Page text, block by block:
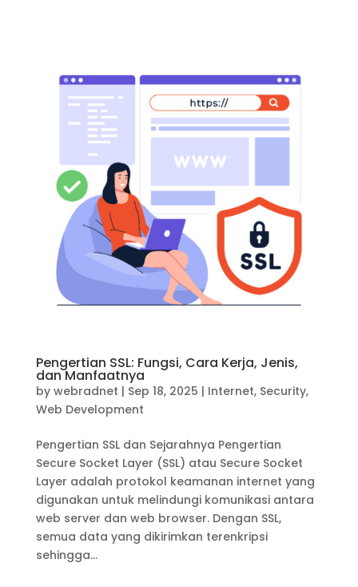
Pengertian SSL: Fungsi, Cara Kerja, Jenis,
dan Manfaatnya
by webradnet | Sep 18, 2025 | Internet, Security,
Web Development
Pengertian SSL dan Sejarahnya Pengertian
Secure Socket Layer (SSL) atau Secure Socket
Layer adalah protokol keamanan internet yang
digunakan untuk melindungi komunikasi antara
web server dan web browser. Dengan SSL,
semua data yang dikirimkan terenkripsi
sehingga...